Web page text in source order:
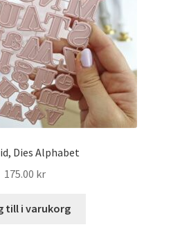
Dies Alphabet
175.00 kr
till i varukorg